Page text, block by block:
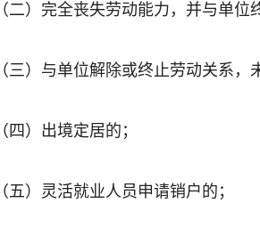
（二）完全丧失劳动能力，并与单位
（三）与单位解除或终止劳动关系
（四）出境定居的；
（五）灵活就业人员申请销户的；